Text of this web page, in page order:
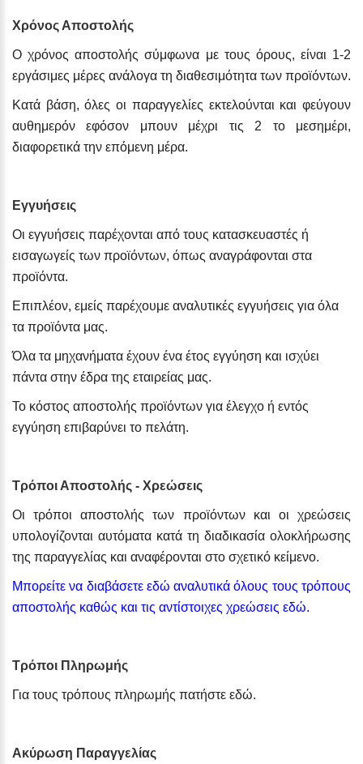
Χρόνος Αποστολής
Ο χρόνος αποστολής σύμφωνα με τους όρους, είναι 1-2
εργάσιμες μέρες ανάλογα τη διαθεσιμότητα των προϊόντων.
Κατά βάση, όλες οι παραγγελίες εκτελούνται και φεύγουν
αυθημερόν εφόσον μπουν μέχρι τις 2 το μεσημέρι,
διαφορετικά την επόμενη μέρα.
Εγγυήσεις
Οι εγγυήσεις παρέχονται από τους κατασκευαστές ή
εισαγωγείς των προϊόντων, όπως αναγράφονται στα
προϊόντα.
Επιπλέον, εμείς παρέχουμε αναλυτικές εγγυήσεις για όλα
τα προϊόντα μας.
Όλα τα μηχανήματα έχουν ένα έτος εγγύηση και ισχύει
πάντα στην έδρα της εταιρείας μας.
Το κόστος αποστολής προϊόντων για έλεγχο ή εντός
εγγύηση επιβαρύνει το πελάτη.
Τρόποι Αποστολής - Χρεώσεις
Οι τρόποι αποστολής των προϊόντων και οι χρεώσεις
υπολογίζονται αυτόματα κατά τη διαδικασία ολοκλήρωσης
της παραγγελίας και αναφέρονται στο σχετικό κείμενο.
Μπορείτε να διαβάσετε εδώ αναλυτικά όλους τους τρόπους
αποστολής καθώς και τις αντίστοιχες χρεώσεις εδώ.
Τρόποι Πληρωμής
Για τους τρόπους πληρωμής πατήστε εδώ.
Ακύρωση Παραγγελίας